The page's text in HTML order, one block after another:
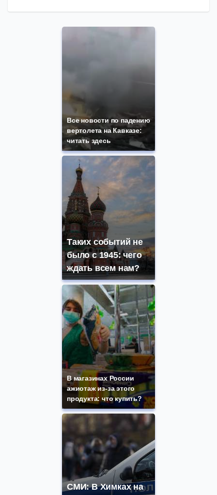
Все новости по падению
вертолета на Кавказе:
читать здесь
Таких событий не
было с 1945: чего
ждать всем нам?
В магазинах России
ажиотаж из-за этого
продукта: что купить?
СМИ: В Химках на